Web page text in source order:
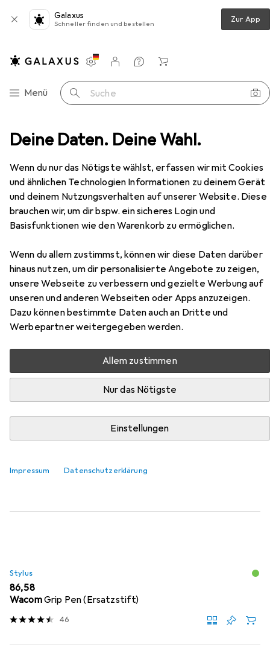
Deine Daten. Deine Wahl.
Wenn du nur das Nötigste wählst, erfassen wir mit Cookies
und ähnlichen Technologien Informationen zu deinem Gerät
und deinem Nutzungsverhalten auf unserer Website. Diese
brauchen wir, um dir bspw. ein sicheres Login und
Basisfunktionen wie den Warenkorb zu ermöglichen.
Wenn du allem zustimmst, können wir diese Daten darüber
hinaus nutzen, um dir personalisierte Angebote zu zeigen,
unsere Webseite zu verbessern und gezielte Werbung auf
unseren und anderen Webseiten oder Apps anzuzeigen.
Dazu können bestimmte Daten auch an Dritte und
Werbepartner weitergegeben werden.
Allem zustimmen
Nur das Nötigste
Einstellungen
Impressum Datenschutzerklärung
Galaxus
Schneller finden und bestellen Zur App
Navigation nach Kategorien
Menü Suche
Einstellungen
Kundenkonto
Vergleichslisten
Merklisten
Warenkorb
Grafiktablett Wacom X-Shape Kabel für DTC133
EUR
52,12
WacomX-Shape Kabel für DTC133
Zubehör für Wacom X-Shape
Kabel für DTC133
Hier findest du passendes Zubehör zum Produkt Wacom
Stylus
WacomPro Pen 2
Stylus
EUR
86,58
WacomGrip Pen (Ersatzstift)
46